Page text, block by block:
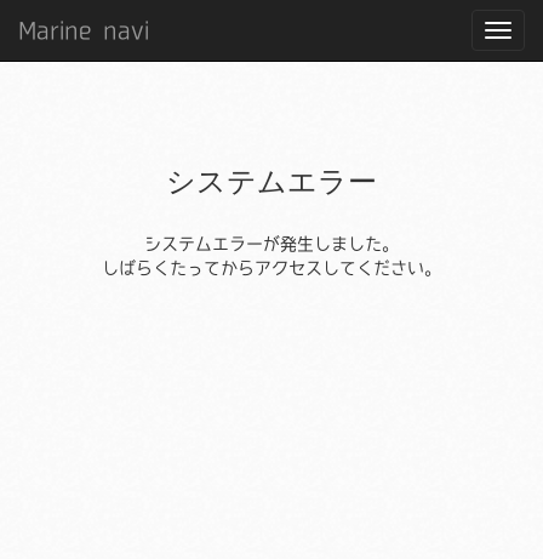
Marine navi
システムエラー
システムエラーが発生しました。
しばらくたってからアクセスしてください。